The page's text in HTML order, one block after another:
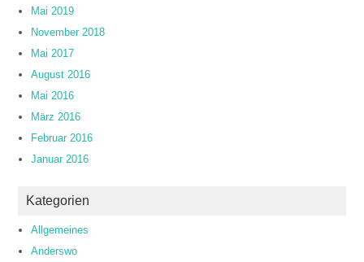
Mai 2019
November 2018
Mai 2017
August 2016
Mai 2016
März 2016
Februar 2016
Januar 2016
Kategorien
Allgemeines
Anderswo